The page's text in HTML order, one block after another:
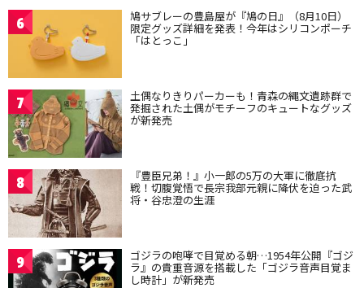
6 鳩サブレーの豊島屋が『鳩の日』（8月10日）
限定グッズ詳細を発表！今年はシリコンポーチ
「はとっこ」
7 土偶なりきりパーカーも！青森の縄文遺跡群で
発掘された土偶がモチーフのキュートなグッズ
が新発売
8 『豊臣兄弟！』小一郎の5万の大軍に徹底抗
戦！切腹覚悟で長宗我部元親に降伏を迫った武
将・谷忠澄の生涯
9 ゴジラの咆哮で目覚める朝…1954年公開『ゴジ
ラ』の貴重音源を搭載した「ゴジラ音声目覚ま
し時計」が新発売